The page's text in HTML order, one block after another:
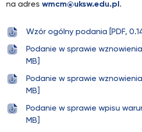
na adres wmcm@uksw.edu.pl .
Wzór ogólny podania [PDF,
Podanie w sprawie
MB]
Podanie w sprawie
MB]
Podanie w sprawie wpisu
MB]